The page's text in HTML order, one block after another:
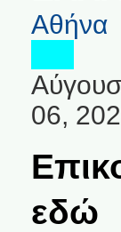
Αθήνα
06,
εδώ